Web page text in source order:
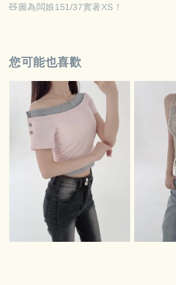
🧸圖為闆娘151/37實著XS！
您可能也喜歡